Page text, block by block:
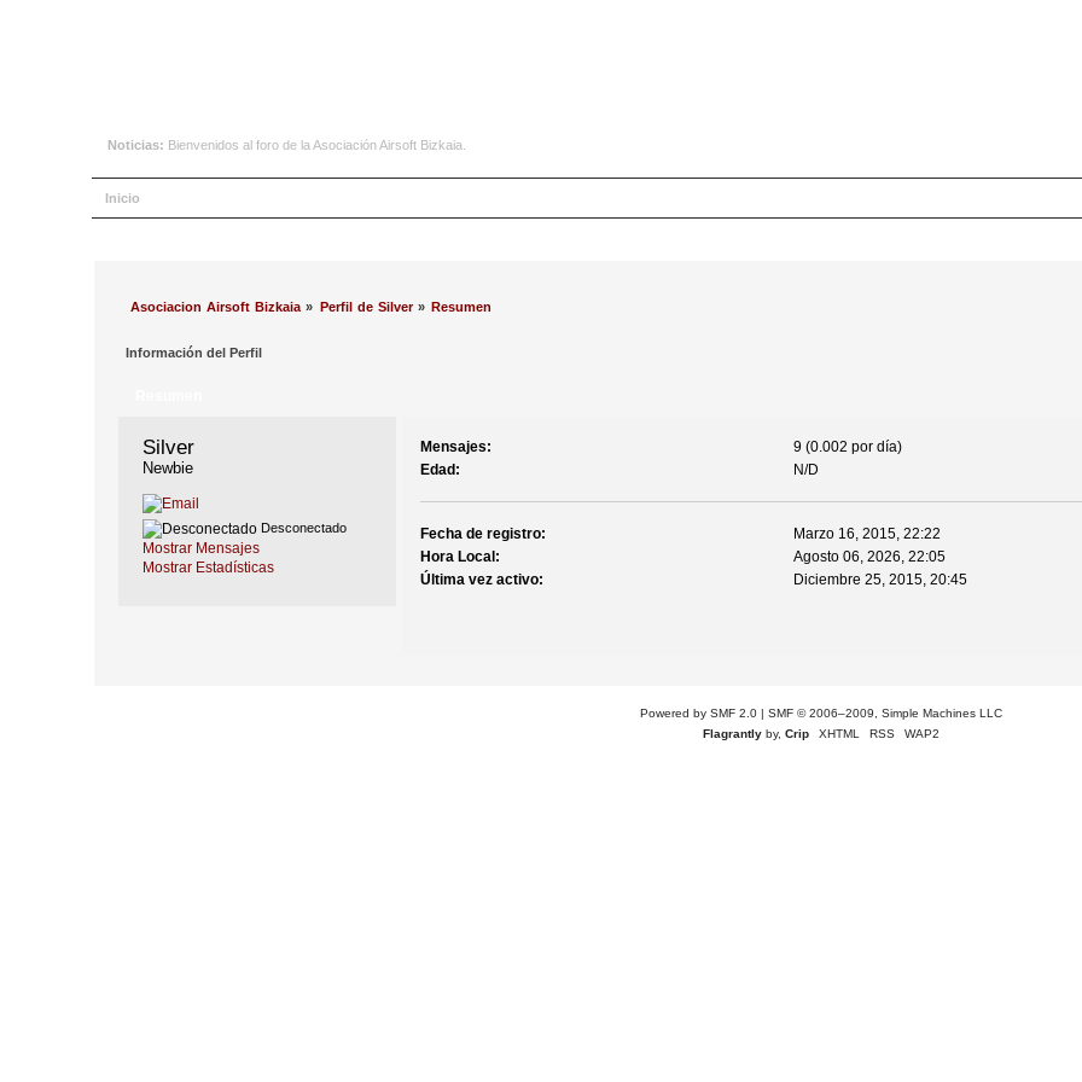
Noticias: Bienvenidos al foro de la Asociación Airsoft Bizkaia.
Inicio
Asociacion Airsoft Bizkaia » Perfil de Silver » Resumen
Información del Perfil
Silver
Newbie
Desconectado
Mostrar Mensajes
Mostrar Estadísticas
Mensajes:
9 (0.002 por día)
Edad:
N/D
Fecha de registro:
Marzo 16, 2015, 22:22
Hora Local:
Agosto 06, 2026, 22:05
Última vez activo:
Diciembre 25, 2015, 20:45
Powered by SMF 2.0| SMF © 2006–2009, Simple Machines LLC
Flagrantlyby, Crip XHTML RSS WAP2